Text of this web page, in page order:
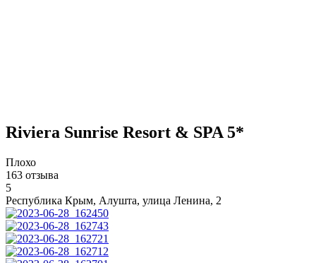
Riviera Sunrise Resort & SPA 5*
Плохо
163 отзыва
5
Республика Крым, Алушта, улица Ленина, 2